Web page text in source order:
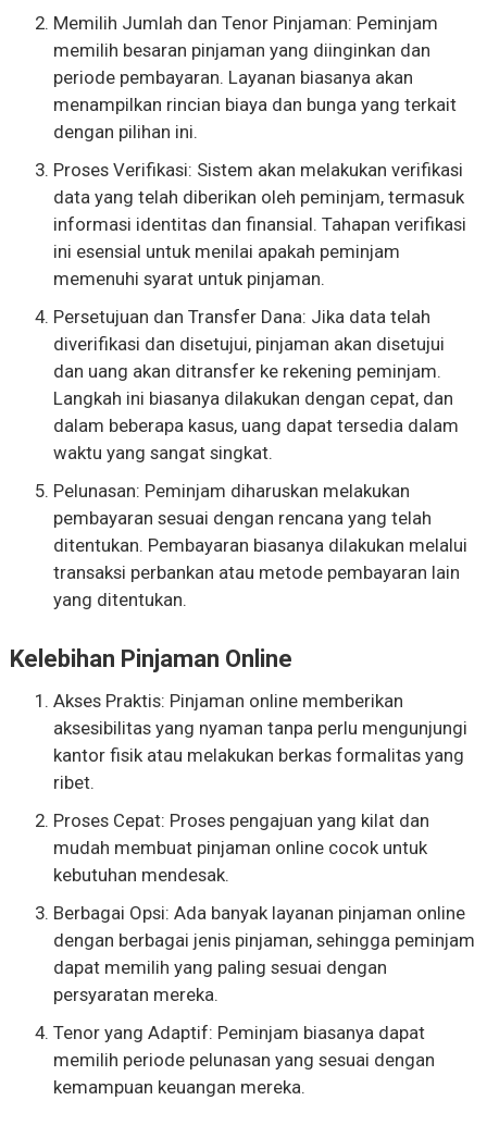
Memilih Jumlah dan Tenor Pinjaman: Peminjam
memilih besaran pinjaman yang diinginkan dan
periode pembayaran. Layanan biasanya akan
menampilkan rincian biaya dan bunga yang terkait
dengan pilihan ini.
Proses Verifikasi: Sistem akan melakukan verifikasi
data yang telah diberikan oleh peminjam, termasuk
informasi identitas dan finansial. Tahapan verifikasi
ini esensial untuk menilai apakah peminjam
memenuhi syarat untuk pinjaman.
Persetujuan dan Transfer Dana: Jika data telah
diverifikasi dan disetujui, pinjaman akan disetujui
dan uang akan ditransfer ke rekening peminjam.
Langkah ini biasanya dilakukan dengan cepat, dan
dalam beberapa kasus, uang dapat tersedia dalam
waktu yang sangat singkat.
Pelunasan: Peminjam diharuskan melakukan
pembayaran sesuai dengan rencana yang telah
ditentukan. Pembayaran biasanya dilakukan melalui
transaksi perbankan atau metode pembayaran lain
yang ditentukan.
Kelebihan Pinjaman Online
Akses Praktis: Pinjaman online memberikan
aksesibilitas yang nyaman tanpa perlu mengunjungi
kantor fisik atau melakukan berkas formalitas yang
ribet.
Proses Cepat: Proses pengajuan yang kilat dan
mudah membuat pinjaman online cocok untuk
kebutuhan mendesak.
Berbagai Opsi: Ada banyak layanan pinjaman online
dengan berbagai jenis pinjaman, sehingga peminjam
dapat memilih yang paling sesuai dengan
persyaratan mereka.
Tenor yang Adaptif: Peminjam biasanya dapat
memilih periode pelunasan yang sesuai dengan
kemampuan keuangan mereka.